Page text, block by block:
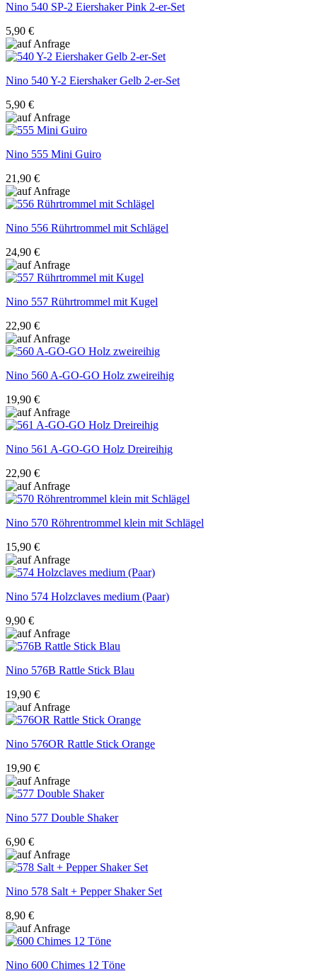
Nino 540 SP-2 Eiershaker Pink 2-er-Set
5,90 €
Nino 540 Y-2 Eiershaker Gelb 2-er-Set
5,90 €
Nino 555 Mini Guiro
21,90 €
Nino 556 Rührtrommel mit Schlägel
24,90 €
Nino 557 Rührtrommel mit Kugel
22,90 €
Nino 560 A-GO-GO Holz zweireihig
19,90 €
Nino 561 A-GO-GO Holz Dreireihig
22,90 €
Nino 570 Röhrentrommel klein mit Schlägel
15,90 €
Nino 574 Holzclaves medium (Paar)
9,90 €
Nino 576B Rattle Stick Blau
19,90 €
Nino 576OR Rattle Stick Orange
19,90 €
Nino 577 Double Shaker
6,90 €
Nino 578 Salt + Pepper Shaker Set
8,90 €
Nino 600 Chimes 12 Töne